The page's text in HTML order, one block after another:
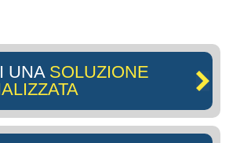
UNA SOLUZIONE